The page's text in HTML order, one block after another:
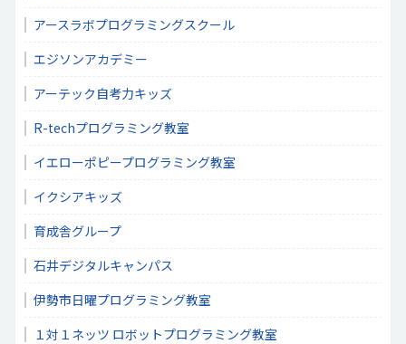
アースラボプログラミングスクール
エジソンアカデミー
アーテック自考力キッズ
R-techプログラミング教室
イエローポピープログラミング教室
イクシアキッズ
育成舎グループ
石井デジタルキャンパス
伊勢市日曜プログラミング教室
１対１ネッツ ロボットプログラミング教室